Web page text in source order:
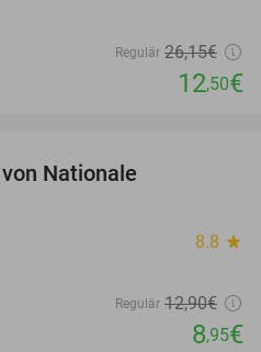
Regulär 26,15€
12,50€
Nationale
8.8 star
Regulär 12,90€
8,95€